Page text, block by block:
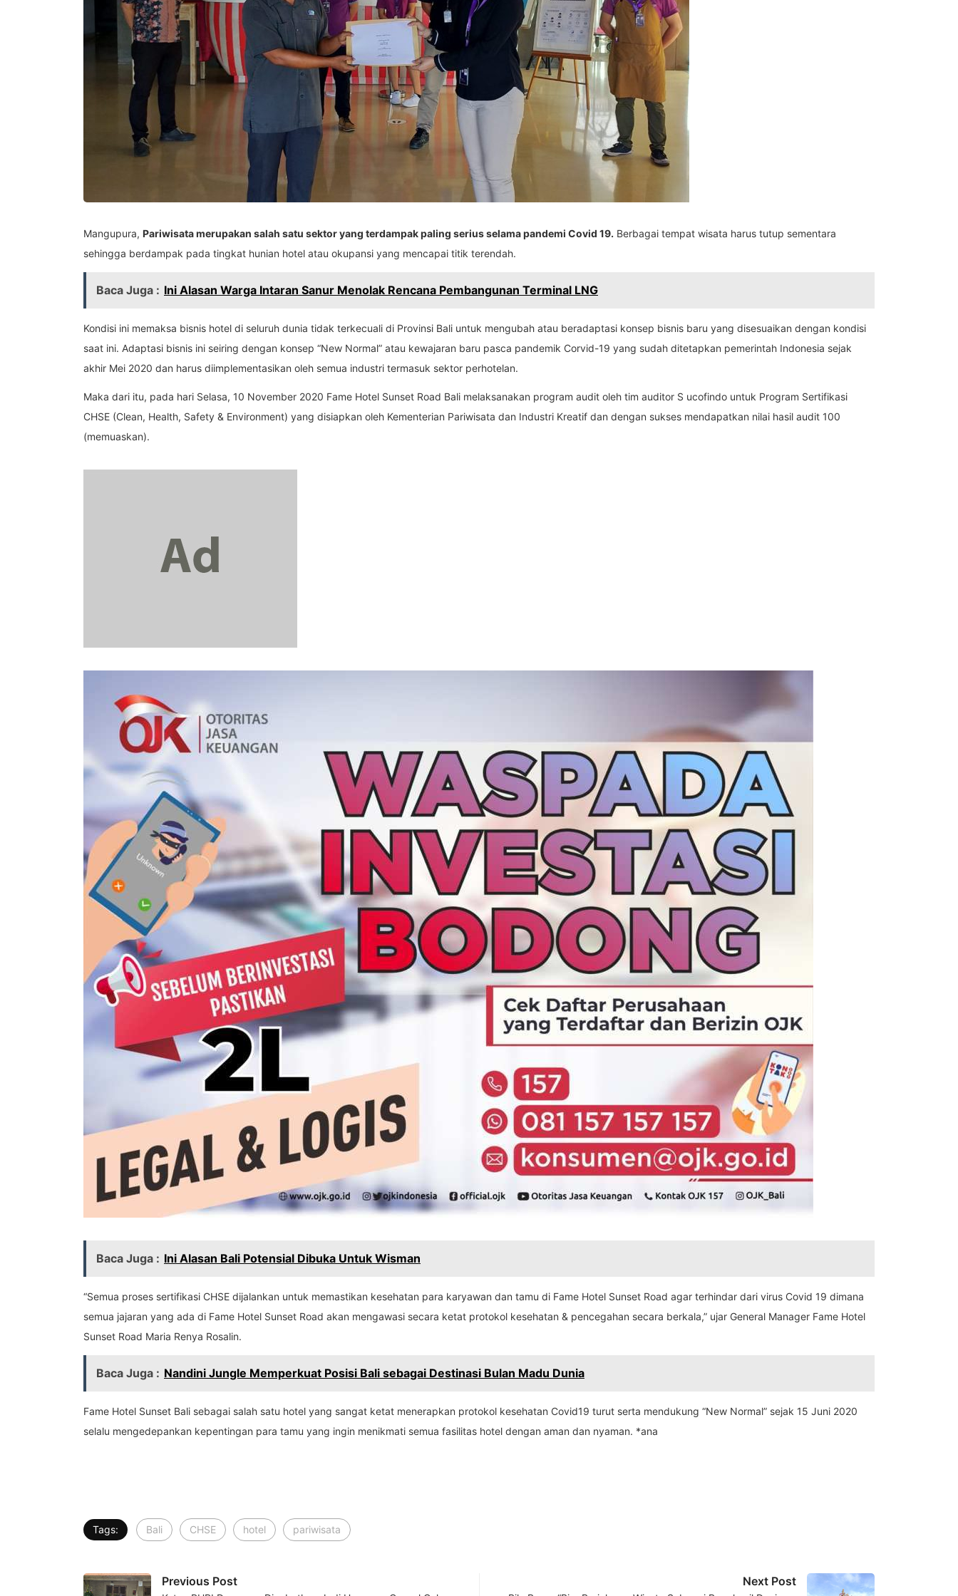
Mangupura, Pariwisata merupakan salah satu sektor yang terdampak paling serius selama pandemi Covid 19. Berbagai tempat wisata harus tutup sementara
sehingga berdampak pada tingkat hunian hotel atau okupansi yang mencapai titik terendah.
Baca Juga : Ini Alasan Warga Intaran Sanur Menolak Rencana Pembangunan Terminal LNG
Kondisi ini memaksa bisnis hotel di seluruh dunia tidak terkecuali di Provinsi Bali untuk mengubah atau beradaptasi konsep bisnis baru yang disesuaikan dengan kondisi
saat ini. Adaptasi bisnis ini seiring dengan konsep “New Normal” atau kewajaran baru pasca pandemik Corvid-19 yang sudah ditetapkan pemerintah Indonesia sejak
akhir Mei 2020 dan harus diimplementasikan oleh semua industri termasuk sektor perhotelan.
Maka dari itu, pada hari Selasa, 10 November 2020 Fame Hotel Sunset Road Bali melaksanakan program audit oleh tim auditor S ucofindo untuk Program Sertifikasi
CHSE (Clean, Health, Safety & Environment) yang disiapkan oleh Kementerian Pariwisata dan Industri Kreatif dan dengan sukses mendapatkan nilai hasil audit 100
(memuaskan).
Baca Juga : Ini Alasan Bali Potensial Dibuka Untuk Wisman
“Semua proses sertifikasi CHSE dijalankan untuk memastikan kesehatan para karyawan dan tamu di Fame Hotel Sunset Road agar terhindar dari virus Covid 19 dimana
semua jajaran yang ada di Fame Hotel Sunset Road akan mengawasi secara ketat protokol kesehatan & pencegahan secara berkala,” ujar General Manager Fame Hotel
Sunset Road Maria Renya Rosalin.
Baca Juga : Nandini Jungle Memperkuat Posisi Bali sebagai Destinasi Bulan Madu Dunia
Fame Hotel Sunset Bali sebagai salah satu hotel yang sangat ketat menerapkan protokol kesehatan Covid19 turut serta mendukung “New Normal” sejak 15 Juni 2020
selalu mengedepankan kepentingan para tamu yang ingin menikmati semua fasilitas hotel dengan aman dan nyaman. *ana
Tags: Bali CHSE hotel pariwisata
Previous Post Next Post